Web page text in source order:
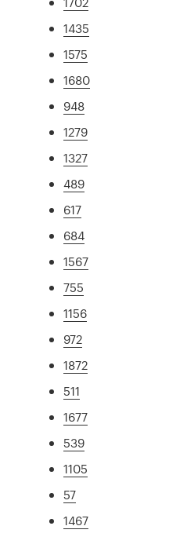
1435
1575
1680
948
1279
1327
489
617
684
1567
755
1156
972
1872
511
1677
539
1105
57
1467